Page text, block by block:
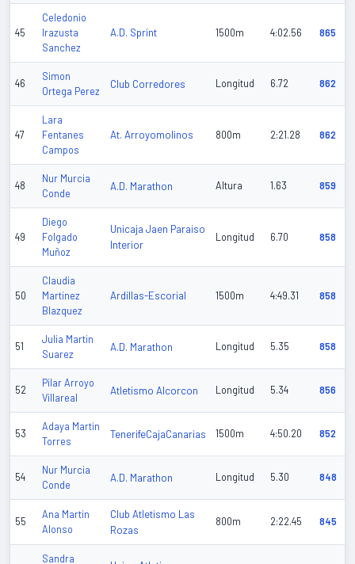
45
Celedonio
Irazusta
Sanchez
A.D. Sprint 1500m 4:02.56 865
46
Simon
Ortega Perez
Club Corredores Longitud 6.72 862
47
Lara
Fentanes
Campos
At. Arroyomolinos 800m 2:21.28 862
48
Nur Murcia
Conde
A.D. Marathon Altura 1.63 859
49
Diego
Folgado
Muñoz
Unicaja Jaen Paraiso
Interior
Longitud 6.70 858
50
Claudia
Martinez
Blazquez
Ardillas-Escorial 1500m 4:49.31 858
51
Julia Martin
Suarez
A.D. Marathon Longitud 5.35 858
52
Pilar Arroyo
Villareal
Atletismo Alcorcon Longitud 5.34 856
53
Adaya Martin
Torres
TenerifeCajaCanarias 1500m 4:50.20 852
54
Nur Murcia
Conde
A.D. Marathon Longitud 5.30 848
55
Ana Martin
Alonso
Club Atletismo Las
Rozas
800m 2:22.45 845
Sandra